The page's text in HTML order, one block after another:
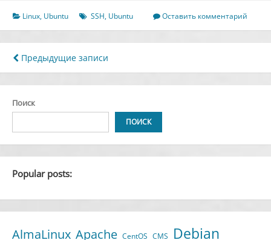
паролю
SSH
Linux, Ubuntu SSH, Ubuntu Оставить комментарий
Навигация
по
записям
Предыдущие записи
Поиск
ПОИСК
Popular posts:
AlmaLinux Apache CentOS CMS Debian